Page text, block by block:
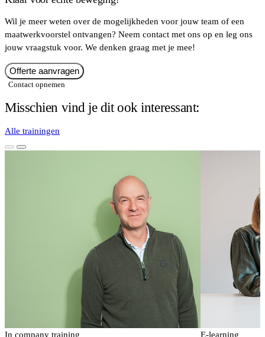
Wil je meer weten over de mogelijkheden voor jouw team of een
maatwerkvoorstel ontvangen? Neem contact met ons op en leg ons
jouw vraagstuk voor. We denken graag met je mee!
Offerte aanvragen
Contact opnemen
Misschien vind je dit ook interessant:
Alle trainingen
In company training E-learning